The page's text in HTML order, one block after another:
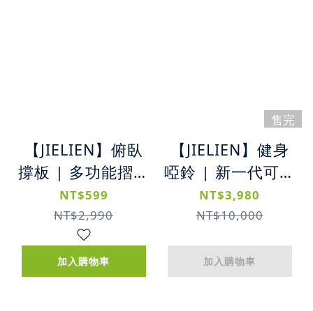
【JIELIEN】俯臥
撐板 | 多功能摺疊
俯臥撐板
NT$599
NT$2,990
加入購物車
售完
【JIELIEN】健身
啞鈴 | 新一代可調
節式健身啞鈴
24KG
NT$3,980
NT$10,000
加入購物車